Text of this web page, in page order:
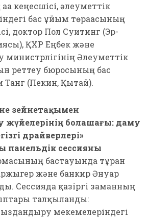
кеңесшісі, әлеуметтік
бас ұйым төрағасының
доктор Пол Суитинг (Эр-
ҚХР Еңбек және
министрлігінің Әлеуметтік
реттеу бюросының бас
Танг (Пекин, Қытай).
зейнетақымен
болашағы: даму
драйверлері»
сессияны
бастауында тұрған
және банкир Әнуар
Сессияда қазіргі заманның
талқыланды:
мекемелеріндегі